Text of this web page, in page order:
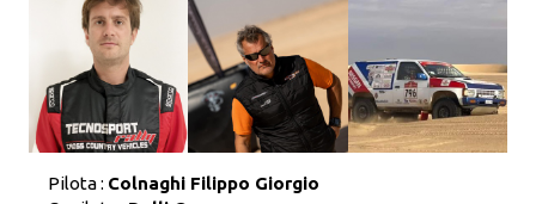
Pilota : Colnaghi Filippo Giorgio